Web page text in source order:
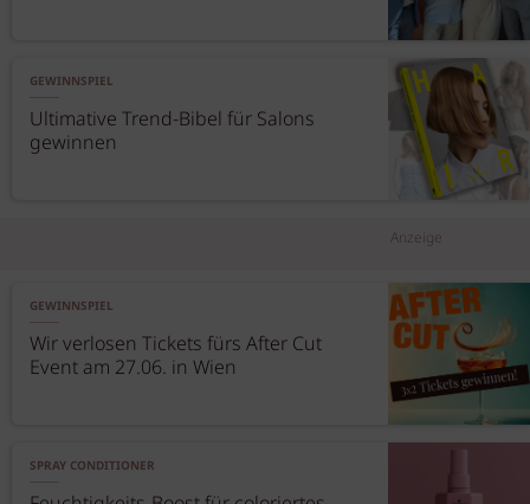
GEWINNSPIEL
Ultimative Trend-Bibel für Salons
gewinnen
Anzeige
GEWINNSPIEL
Wir verlosen Tickets fürs After Cut
Event am 27.06. in Wien
SPRAY CONDITIONER